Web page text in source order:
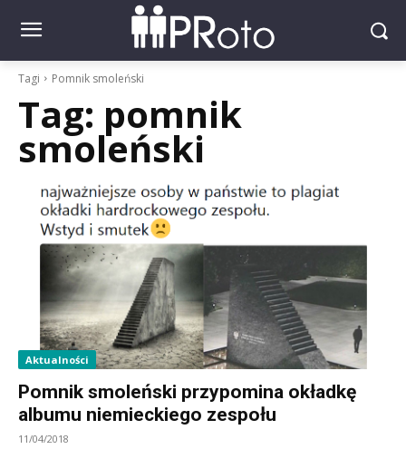
Tagi Pomnik smoleński
Tag: pomnik
smoleński
Aktualności
Pomnik smoleński przypomina okładkę
albumu niemieckiego zespołu
11/04/2018